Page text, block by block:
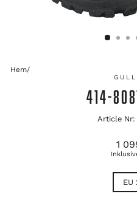
Hem/
414-
Article
pris
1
EU